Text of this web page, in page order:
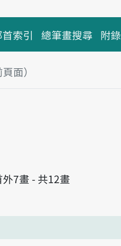
索引 總筆畫搜尋 附錄
面）
7畫 - 共12畫